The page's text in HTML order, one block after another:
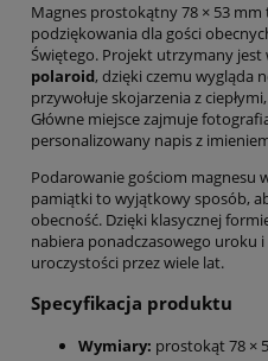
Magnes prostokątny 78 × 53
podziękowania dla gości
Świętego. Projekt utrzymany jest
polaroid, dzięki czemu wygląda
przywołuje skojarzenia z
Główne miejsce zajmuje
personalizowany napis z
Podarowanie gościom magnesu
pamiątki to wyjątkowy sposób,
obecność. Dzięki klasycznej
nabiera ponadczasowego uroku
uroczystości przez wiele lat.
Specyfikacja produktu
Wymiary: prostokąt 78 ×